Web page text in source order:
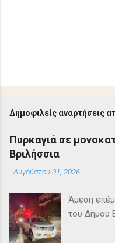
Δημοφιλείς αναρτήσεις
Πυρκαγιά σε
Βριλήσσια
-Αυγούστου 01, 2026
Άμεση
του Δήμου